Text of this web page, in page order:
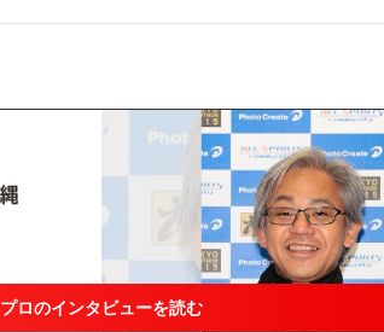
プロのインタビューを読む